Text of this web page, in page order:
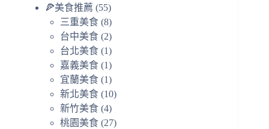
🍕美食推薦 (55)
三重美食 (8)
台中美食 (2)
台北美食 (1)
嘉義美食 (1)
宜蘭美食 (1)
新北美食 (10)
新竹美食 (4)
桃園美食 (27)